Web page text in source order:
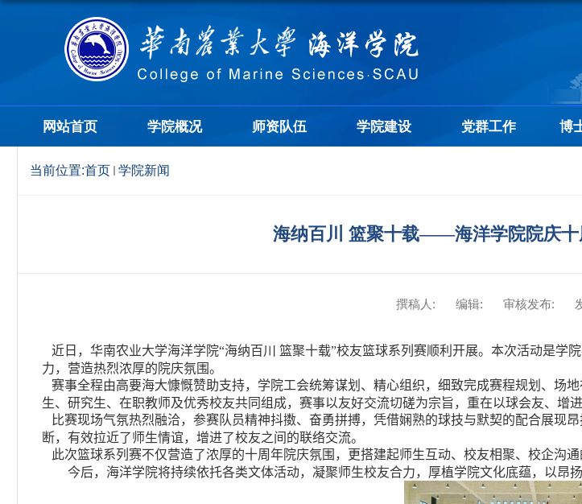
网站首页 学院概况 师资队伍 学院建设 党群工作 博
当前位置:首页 学院新闻
海纳百川 篮聚十载——海洋学院院庆十
撰稿人: 编辑: 审核发布:
近日，华南农业大学海洋学院“海纳百川 篮聚十载”校友篮球系列赛顺利开展。本次活动是
力，营造热烈浓厚的院庆氛围。
赛事全程由高要海大慷慨赞助支持，学院工会统筹谋划、精心组织，细致完成赛程规划、场
生、研究生、在职教师及优秀校友共同组成，赛事以友好交流切磋为宗旨，重在以球会友、增进
比赛现场气氛热烈融洽，参赛队员精神抖擞、奋勇拼搏，凭借娴熟的球技与默契的配合展现
断，有效拉近了师生情谊，增进了校友之间的联络交流。
此次篮球系列赛不仅营造了浓厚的十周年院庆氛围，更搭建起师生互动、校友相聚、校企沟
今后，海洋学院将持续依托各类文体活动，凝聚师生校友合力，厚植学院文化底蕴，以昂